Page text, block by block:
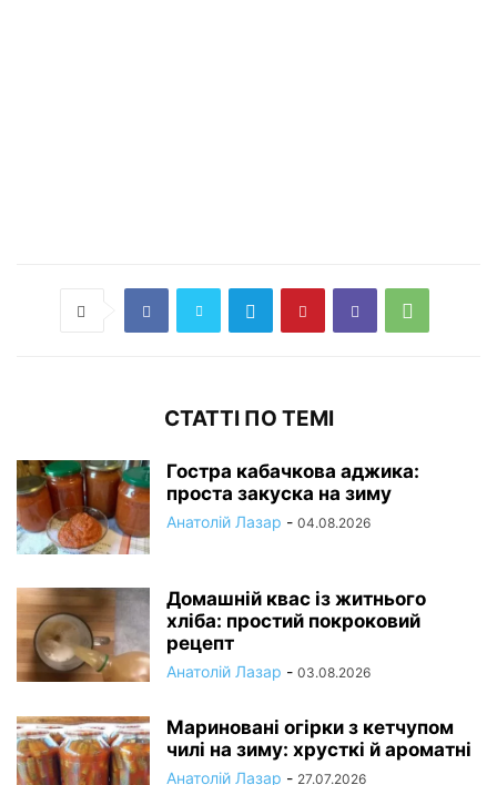
СТАТТІ ПО ТЕМІ
Гостра кабачкова аджика:
проста закуска на зиму
Анатолій Лазар - 04.08.2026
Домашній квас із житнього
хліба: простий покроковий
рецепт
Анатолій Лазар - 03.08.2026
Мариновані огірки з кетчупом
чилі на зиму: хрусткі й ароматні
Анатолій Лазар - 27.07.2026